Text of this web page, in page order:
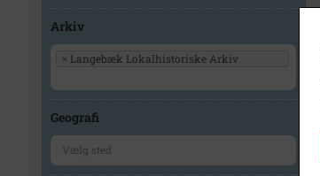
Arkiv
× Langebæk Lokalhistoriske Arkiv
Geografi